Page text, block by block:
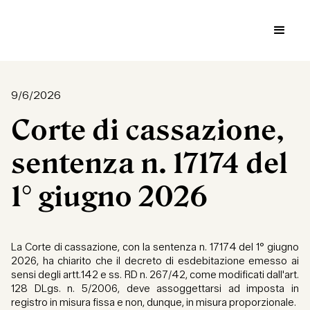
9/6/2026
Corte di cassazione,
sentenza n. 17174 del
1° giugno 2026
La Corte di cassazione, con la sentenza n. 17174 del 1° giugno
2026, ha chiarito che il decreto di esdebitazione emesso ai
sensi degli artt.142 e ss. RD n. 267/42, come modificati dall'art.
128 DLgs. n. 5/2006, deve assoggettarsi ad imposta in
registro in misura fissa e non, dunque, in misura proporzionale.